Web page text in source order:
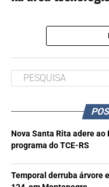
Nova Santa Rita adere ao
programa do TCE-RS
Temporal derruba árvore